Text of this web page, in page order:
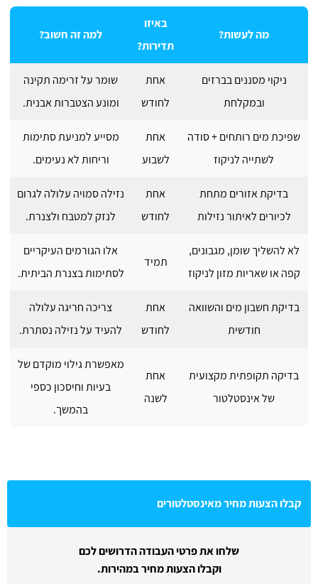
מה לעשות?
באיזו
תדירות?
למה זה חשוב?
ניקוי מסננים בברזים
ובמקלחת
אחת
לחודש
שומר על זרימה תקינה
ומונע הצטברות אבנית.
שפיכת מים רותחים + סודה
לשתייה לניקוז
אחת
לשבוע
מסייע למניעת סתימות
וריחות לא נעימים.
בדיקת אזורים מתחת
לכיורים לאיתור נזילות
אחת
לחודש
נזילה סמויה עלולה לגרום
לנזק למטבח ולצנרת.
לא להשליך שומן, מגבונים,
קפה או שאריות מזון לניקוז
תמיד
אלו הגורמים העיקריים
לסתימות בצנרת הביתית.
בדיקת חשבון מים והשוואה
חודשית
אחת
לחודש
צריכה חריגה עלולה
להעיד על נזילה נסתרת.
בדיקה תקופתית מקצועית
של אינסטלטור
אחת
לשנה
מאפשרת גילוי מוקדם של
בעיות וחיסכון כספי
בהמשך.
קבלו הצעות מחיר מאינסטלטורים
שלחו את פרטי העבודה הדרושים לכם
וקבלו הצעות מחיר במהירות.